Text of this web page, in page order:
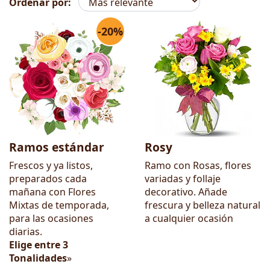
Flores -20%
Ramos estándar
Frescos y ya listos,
preparados cada
mañana con Flores
Mixtas de temporada,
para las ocasiones
diarias.
Elige entre 3
Tonalidades»
Rosy
Ramo con Rosas, flores
variadas y follaje
decorativo. Añade
frescura y belleza natural
a cualquier ocasión